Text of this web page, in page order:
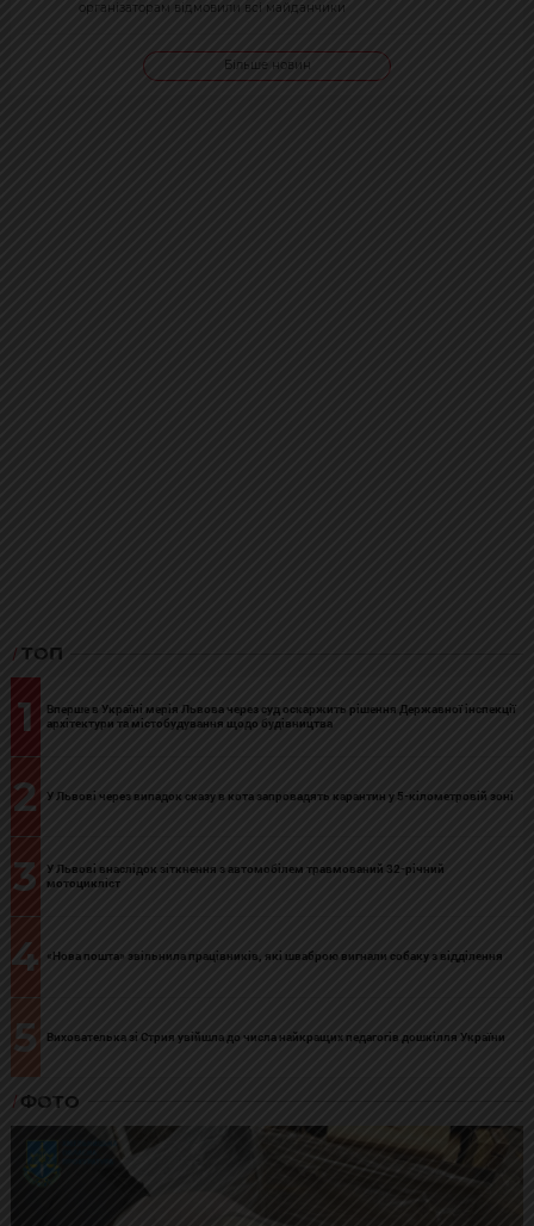
організаторам відмовили всі майданчики
Більше новин
ТОП
1
Вперше в Україні мерія Львова через суд оскаржить рішення Державної інспекції
архітектури та містобудування щодо будівництва
2 У Львові через випадок сказу в кота запровадять карантин у 5-кілометровій зоні
3
У Львові внаслідок зіткнення з автомобілем травмований 32-річний
мотоцикліст
4 «Нова пошта» звільнила працівників, які шваброю вигнали собаку з відділення
5 Вихователька зі Стрия увійшла до числа найкращих педагогів дошкілля України
ФОТО